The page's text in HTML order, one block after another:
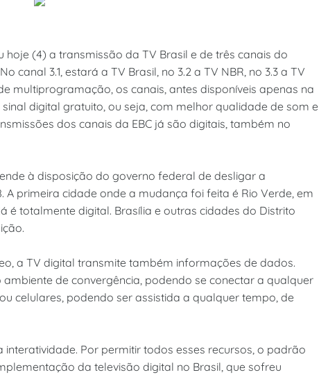
hoje (4) a transmissão da TV Brasil e de três canais do
canal 3.1, estará a TV Brasil, no 3.2 a TV NBR, no 3.3 a TV
multiprogramação, os canais, antes disponíveis apenas na
digital gratuito, ou seja, com melhor qualidade de som e
dos canais da EBC já são digitais, também no
à disposição do governo federal de desligar a
primeira cidade onde a mudança foi feita é Rio Verde, em
é totalmente digital. Brasília e outras cidades do Distrito
a TV digital transmite também informações de dados.
de convergência, podendo se conectar a qualquer
celulares, podendo ser assistida a qualquer tempo, de
Por permitir todos esses recursos, o padrão
da televisão digital no Brasil, que sofreu